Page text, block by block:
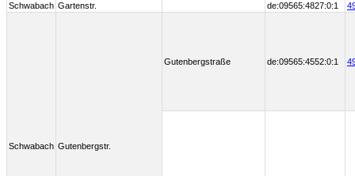
Schwabach Gartenstr. de:09565:4827:0:1
Schwabach Gutenbergstr.
Gutenbergstraße de:09565:4552:0:1